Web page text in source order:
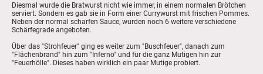
Diesmal wurde die Bratwurst nicht wie immer, in einem normalen Brötchen
serviert. Sondern es gab sie in Form einer Currywurst mit frischen Pommes.
Neben der normal scharfen Sauce, wurden noch 6 weitere verschiedene
Schärfegrade angeboten.
Über das "Strohfeuer" ging es weiter zum "Buschfeuer", danach zum
"Flächenbrand" hin zum "Inferno" und für die ganz Mutigen hin zur
"Feuerhölle". Dieses haben wirklich ein paar Mutige probiert.